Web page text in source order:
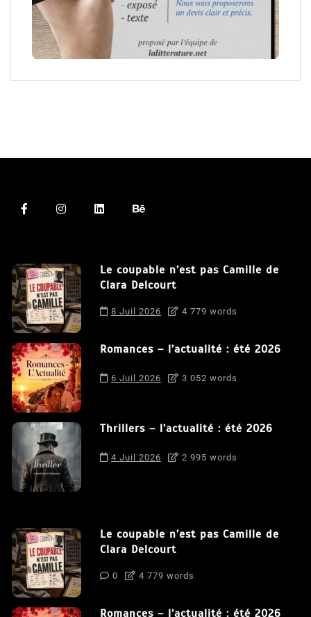
Le coupable n’est pas Camille de
Clara Delcourt
8 Juil 2026 4 779 words
Romances – l’actualité : été 2026
6 Juil 2026 3 052 words
Thrillers – l’actualité : été 2026
4 Juil 2026 2 995 words
Le coupable n’est pas Camille de
Clara Delcourt
0 4 779 words
Romances – l’actualité : été 2026